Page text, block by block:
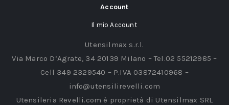
Account
Il mio Account
Utensilmax s.r.l.
Via Marco D’Agrate, 34 20139 Milano – Tel.02 55212985 –
Cell 349 2329540 – P.IVA 03872410968 –
info@utensilirevelli.com
Utensileria Revelli.com è proprietà di Utensilmax SRL